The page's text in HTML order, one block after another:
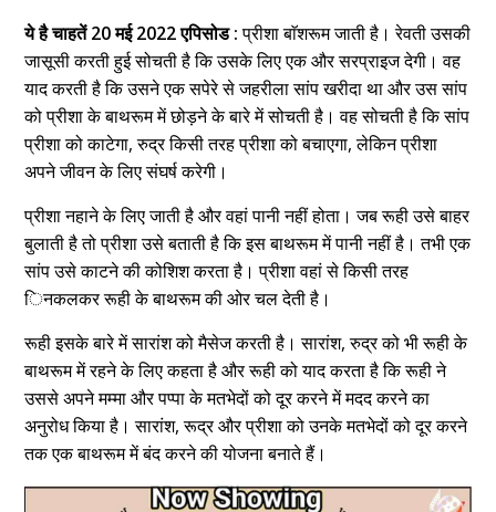
ये है चाहतें 20 मई 2022 एपिसोड :प्रीशा बाॅशरूम जाती है। रेवती उसकी
जासूसी करती हुई सोचती है कि उसके लिए एक और सरप्राइज देगी। वह
याद करती है कि उसने एक सपेरे से जहरीला सांप खरीदा था और उस सांप
को प्रीशा के बाथरूम में छोड़ने के बारे में सोचती है। वह सोचती है कि सांप
प्रीशा को काटेगा, रुद्र किसी तरह प्रीशा को बचाएगा, लेकिन प्रीशा
अपने जीवन के लिए संघर्ष करेगी।
प्रीशा नहाने के लिए जाती है और वहां पानी नहीं होता। जब रूही उसे बाहर
बुलाती है तो प्रीशा उसे बताती है कि इस बाथरूम में पानी नहीं है। तभी एक
सांप उसे काटने की कोशिश करता है। प्रीशा वहां से किसी तरह
िनकलकर रूही के बाथरूम की ओर चल देती है।
रूही इसके बारे में सारांश को मैसेज करती है। सारांश, रुद्र को भी रूही के
बाथरूम में रहने के लिए कहता है और रूही को याद करता है कि रूही ने
उससे अपने मम्मा और पप्पा के मतभेदों को दूर करने में मदद करने का
अनुरोध किया है। सारांश, रूद्र और प्रीशा को उनके मतभेदों को दूर करने
तक एक बाथरूम में बंद करने की योजना बनाते हैं।